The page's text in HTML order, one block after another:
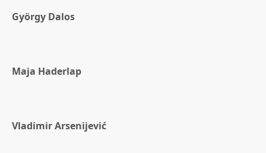
György Dalos
Maja Haderlap
Vladimir Arsenijević